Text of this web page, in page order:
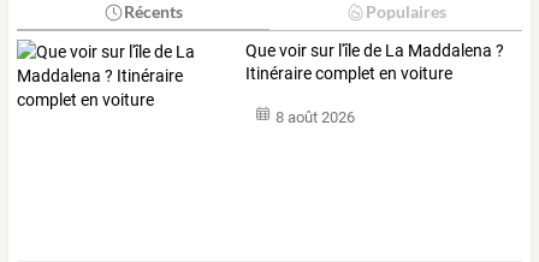
Récents Populaires
Que voir sur l'île de La Maddalena ?
Itinéraire complet en voiture
8 août 2026